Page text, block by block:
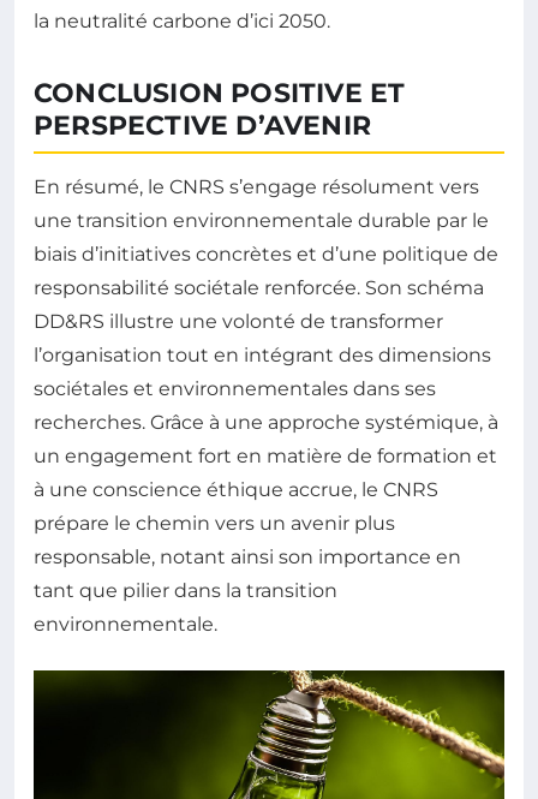
la neutralité carbone d’ici 2050.
CONCLUSION POSITIVE ET
PERSPECTIVE D’AVENIR
En résumé, le CNRS s’engage résolument vers
une transition environnementale durable par le
biais d’initiatives concrètes et d’une politique de
responsabilité sociétale renforcée. Son schéma
DD&RS illustre une volonté de transformer
l’organisation tout en intégrant des dimensions
sociétales et environnementales dans ses
recherches. Grâce à une approche systémique, à
un engagement fort en matière de formation et
à une conscience éthique accrue, le CNRS
prépare le chemin vers un avenir plus
responsable, notant ainsi son importance en
tant que pilier dans la transition
environnementale.